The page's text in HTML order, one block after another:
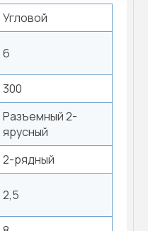
Угловой
6
300
Разъемный 2-
ярусный
2-рядный
2,5